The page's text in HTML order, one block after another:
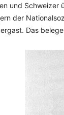
und Schweizer
der
Das